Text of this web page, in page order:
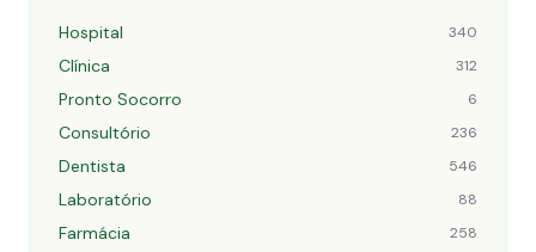
Hospital 340
Clínica 312
Pronto Socorro 6
Consultório 236
Dentista 546
Laboratório 88
Farmácia 258